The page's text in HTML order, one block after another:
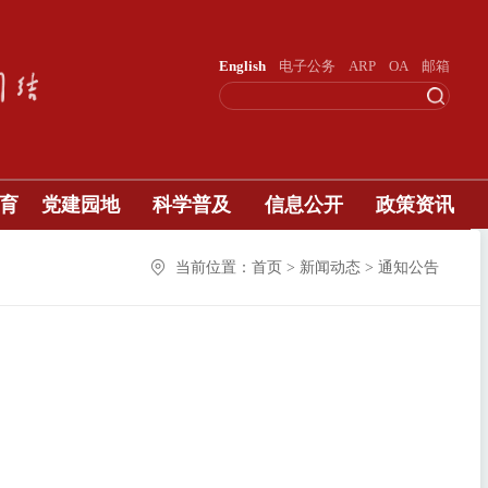
English 电子公务 ARP OA 邮箱
党建园地 科学普及 信息公开 政策资讯
当前位置：首页 > 新闻动态 > 通知公告